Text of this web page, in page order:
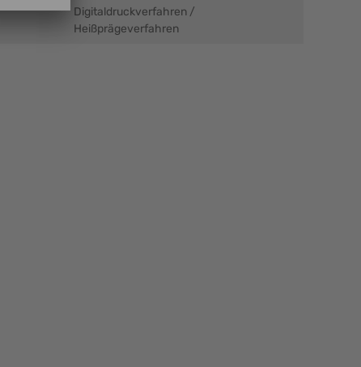
Digitaldruckverfahren /
Heißprägeverfahren